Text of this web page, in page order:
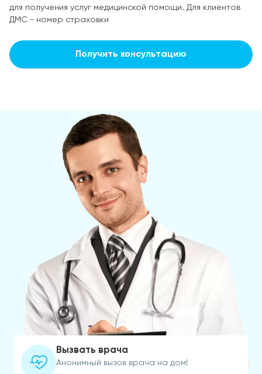
для получения услуг медицинской помощи. Для клиентов
ДМС - номер страховки
Получить консультацию
Вызвать врача
Анонимный вызов врача на дом!